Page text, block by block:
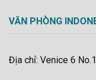
VĂN PHÒNG
Địa chỉ: Venice 6